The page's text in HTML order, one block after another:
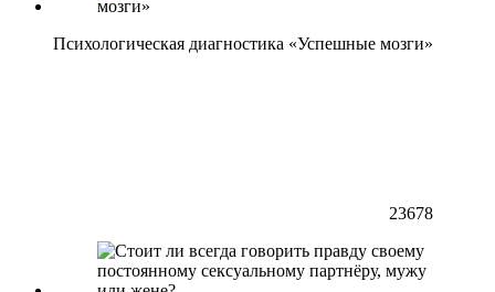
Психологическая диагностика «Успешные мозги»
23678